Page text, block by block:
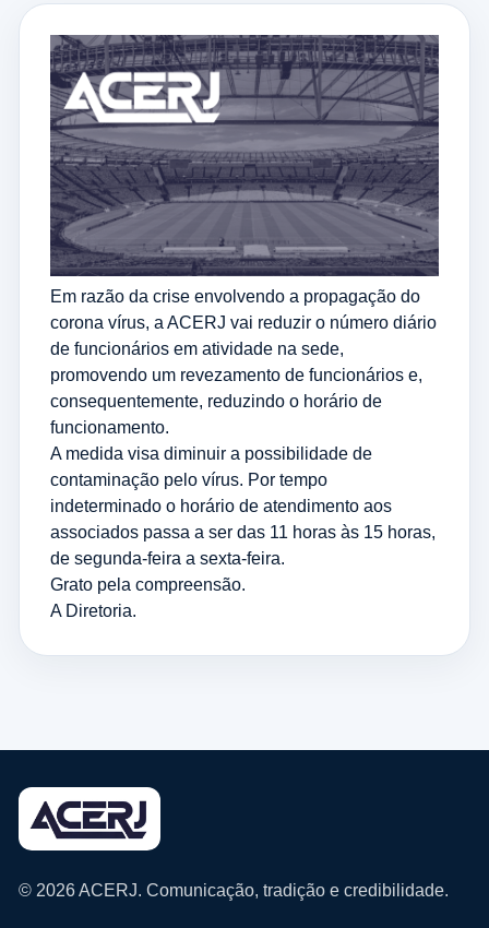
Em razão da crise envolvendo a propagação do
corona vírus, a ACERJ vai reduzir o número diário
de funcionários em atividade na sede,
promovendo um revezamento de funcionários e,
consequentemente, reduzindo o horário de
funcionamento.
A medida visa diminuir a possibilidade de
contaminação pelo vírus. Por tempo
indeterminado o horário de atendimento aos
associados passa a ser das 11 horas às 15 horas,
de segunda-feira a sexta-feira.
Grato pela compreensão.
A Diretoria.
© 2026 ACERJ. Comunicação, tradição e credibilidade.